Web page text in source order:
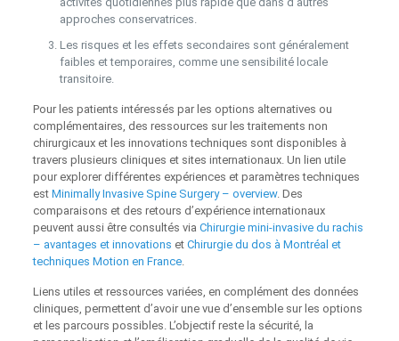
approches conservatrices.
Les risques et les effets secondaires sont généralement
faibles et temporaires, comme une sensibilité locale
transitoire.
Pour les patients intéressés par les options alternatives ou
complémentaires, des ressources sur les traitements non
chirurgicaux et les innovations techniques sont disponibles à
travers plusieurs cliniques et sites internationaux. Un lien utile
pour explorer différentes expériences et paramètres techniques
est Minimally Invasive Spine Surgery – overview. Des
comparaisons et des retours d’expérience internationaux
peuvent aussi être consultés via Chirurgie mini-invasive du rachis
– avantages et innovations et Chirurgie du dos à Montréal et
techniques Motion en France.
Liens utiles et ressources variées, en complément des données
cliniques, permettent d’avoir une vue d’ensemble sur les options
et les parcours possibles. L’objectif reste la sécurité, la